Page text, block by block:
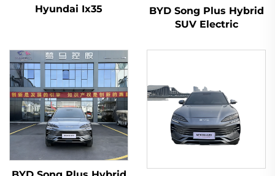
Hyundai Ix35
BYD Song Plus Hybrid
SUV Electric